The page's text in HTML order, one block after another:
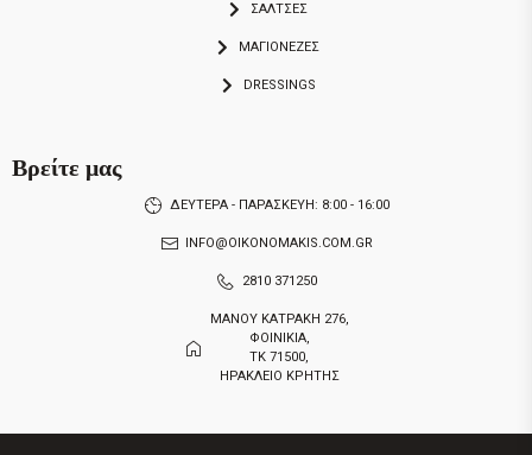
ΣΑΛΤΣΕΣ
ΜΑΓΙΟΝΕΖΕΣ
DRESSINGS
Βρείτε μας
ΔΕΥΤΕΡΑ - ΠΑΡΑΣΚΕΥΗ: 8:00 - 16:00
INFO@OIKONOMAKIS.COM.GR
2810 371250
ΜΑΝΟΥ ΚΑΤΡΑΚΗ 276,
ΦΟΙΝΙΚΙΑ,
ΤΚ 71500,
ΗΡΑΚΛΕΙΟ ΚΡΗΤΗΣ